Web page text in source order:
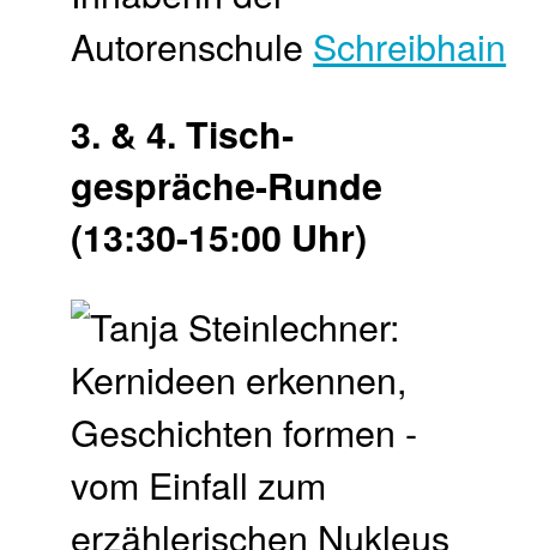
Autorenschule Schreibhain
3. & 4. Tisch­
gespräche-Runde
(13:30-15:00 Uhr)